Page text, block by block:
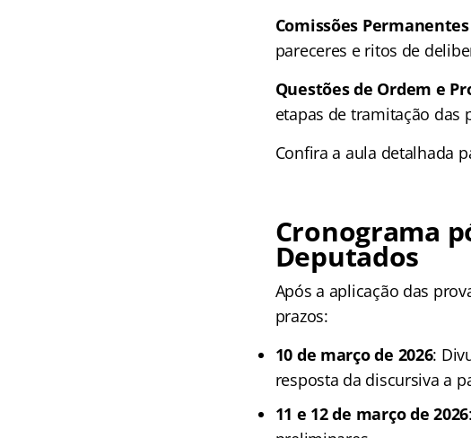
Comissões
pareceres e ritos de
Questões de Ordem e
etapas de tramitação das
Confira a aula detalhada
Cronograma
Deputados
Após a aplicação das
prazos:
10 de março de 2026:
resposta da discursiva a
11 e 12 de março de 2026